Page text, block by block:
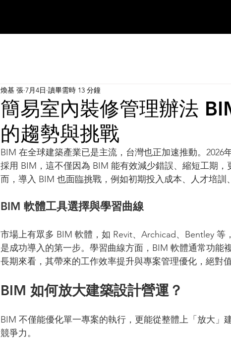
簡易室內裝修管理辦法
的趨勢與挑戰
煥基 張 7月4日 讀畢需時 13 分鐘
BIM 在全球建築產業已是主流，台灣也正加速推動。2026
採用 BIM，這不僅因為 BIM 能有效減少錯誤、縮短工期
而，導入 BIM 也面臨挑戰，例如初期投入成本、人才培訓
BIM 軟體工具選擇與學習曲線
市場上有眾多 BIM 軟體，如 Revit、Archicad、Bentley 等
是成功導入的第一步。學習曲線方面，BIM 軟體通常功能
長期來看，其帶來的工作效率提升與專案管理優化，絕對值
BIM 如何放大建築設計營運？
BIM 不僅能優化單一專案的執行，更能從整體上「放大」
競爭力。